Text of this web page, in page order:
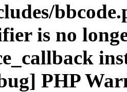
is no
PHP